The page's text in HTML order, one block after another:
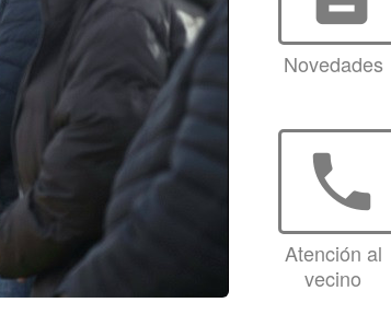
Novedades
phone
Atención al
vecino